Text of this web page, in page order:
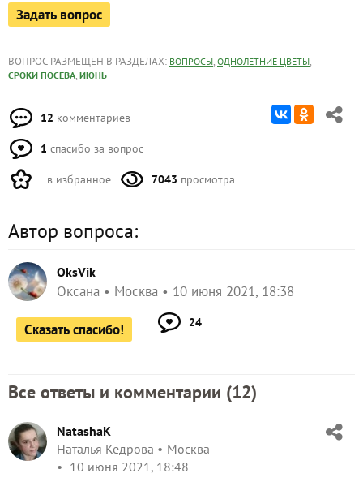
Задать вопрос
ВОПРОС РАЗМЕЩЕН В РАЗДЕЛАХ: ВОПРОСЫ, ОДНОЛЕТНИЕ ЦВЕТЫ,
СРОКИ ПОСЕВА, ИЮНЬ
12 комментариев
1 спасибо за вопрос
в избранное 7043 просмотра
Автор вопроса:
OksVik
Оксана Москва 10 июня 2021, 18:38
Сказать спасибо! 24
Все ответы и комментарии (12)
NatashaK
Наталья Кедрова
Москва
10 июня 2021, 18:48